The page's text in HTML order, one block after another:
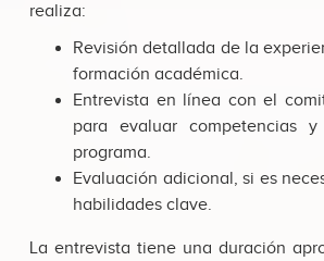
realiza:
Revisión detallada de la
formación académica.
Entrevista en línea con el
para evaluar competencias
programa.
Evaluación adicional, si es
habilidades clave.
La entrevista tiene una duración